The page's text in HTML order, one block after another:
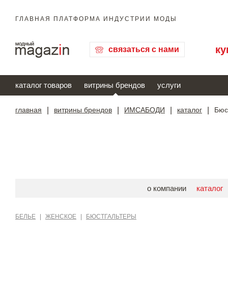
ГЛАВНАЯ ПЛАТФОРМА ИНДУСТРИИ МОДЫ
связаться с нами
каталог товаров витрины брендов услуги
главная витрины брендов ИМСАБОДИ каталог
о компании каталог
БЕЛЬЕ ЖЕНСКОЕ БЮСТГАЛЬТЕРЫ